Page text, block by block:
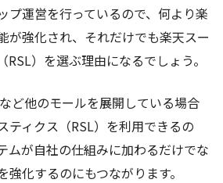
プ運営を行っているので、何より楽
が強化され、それだけでも楽天スー
）を選ぶ理由になるでしょう。
ど他のモールを展開している場合
ティクス（RSL）を利用できるの
ムが自社の仕組みに加わるだけでな
強化するのにもつながります。